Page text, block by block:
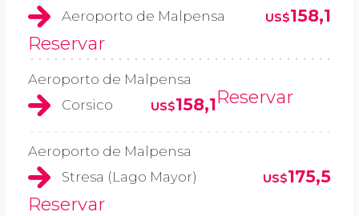
Aeroporto de Malpensa
US$158,1
Reservar
Aeroporto de Malpensa
Corsico
US$158,1Reservar
Aeroporto de Malpensa
Stresa (Lago Mayor)
US$175,5
Reservar